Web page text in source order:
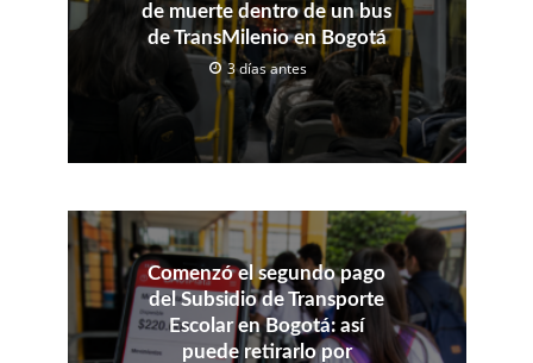
de muerte dentro de un bus
de TransMilenio en Bogotá
3 días antes
Comenzó el segundo pago
del Subsidio de Transporte
Escolar en Bogotá: así
puede retirarlo por